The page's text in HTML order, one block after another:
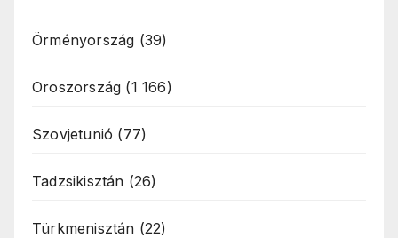
Örményország (39)
Oroszország (1 166)
Szovjetunió (77)
Tadzsikisztán (26)
Türkmenisztán (22)